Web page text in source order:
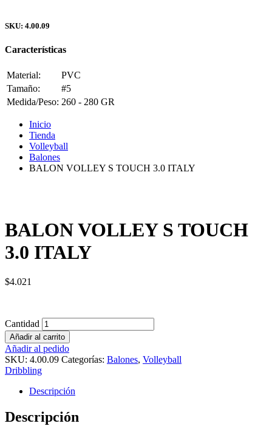
SKU: 4.00.09
Características
Material:
PVC
Tamaño:
#5
Medida/Peso: 260 - 280 GR
Inicio
Tienda
Volleyball
Balones
BALON VOLLEY S TOUCH 3.0 ITALY
BALON VOLLEY S TOUCH
3.0 ITALY
$4.021
Cantidad
Añadir al carrito
Añadir al pedido
SKU: 4.00.09 Categorías: Balones, Volleyball
Dribbling
Descripción
Descripción